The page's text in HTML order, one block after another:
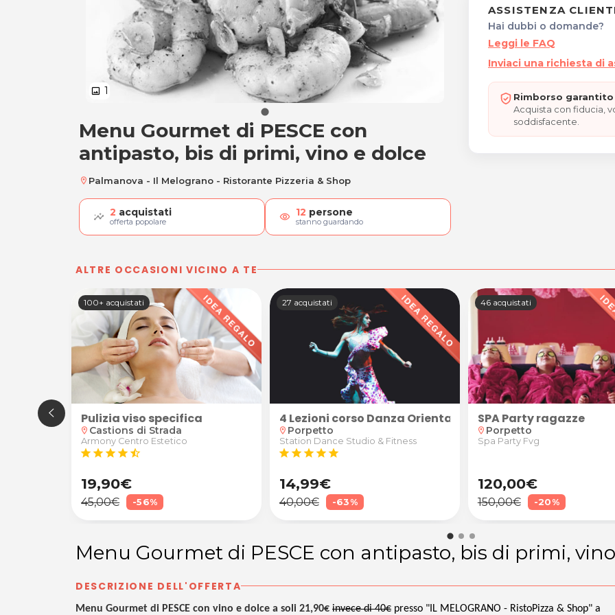
image 1
Menu Gourmet di PESCE con antipasto, bis
Menu Gourmet di PESCE con
antipasto, bis di primi, vino e dolce
location_on Palmanova - Il Melograno - Ristorante Pizzeria & Shop
2 acquistati
offerta popolare visibility 12 persone
stanno guardando
ASSISTENZA
Hai dubbi o domande?
Leggi le FAQ
Inviaci una richiesta di
Rimborso
Acquista con fiducia,
soddisfacente.
ALTRE OCCASIONI VICINO A TE
anticellulite e drenante presso Armony a Castions di Strada
100+ acquistati
Pulizia viso specifica
location_on Castions di Strada
Armony Centro Estetico
star star star star star_half
19,90€
45,00€ -56%
27 acquistati
4 Lezioni corso Danza Orientale per adulti, bambine o
location_on Porpetto
Station Dance Studio & Fitness
star star star star star
14,99€
40,00€ -63%
46 acquistati
SPA Party ragazze
location_on Porpetto
Spa Party Fvg
120,00€
150,00€ -20%
Menu Gourmet di PESCE con antipasto, bis di primi,
DESCRIZIONE DELL'OFFERTA
Menu Gourmet di PESCE con vino e dolce a soli 21,90€ invece di 40€ presso "IL MELOGRANO - RistoPizza & Shop" a